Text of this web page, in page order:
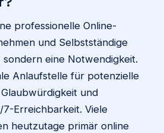
professionelle Online-
und Selbstständige
sondern eine Notwendigkeit.
Anlaufstelle für potenzielle
und
Erreichbarkeit. Viele
heutzutage primär online